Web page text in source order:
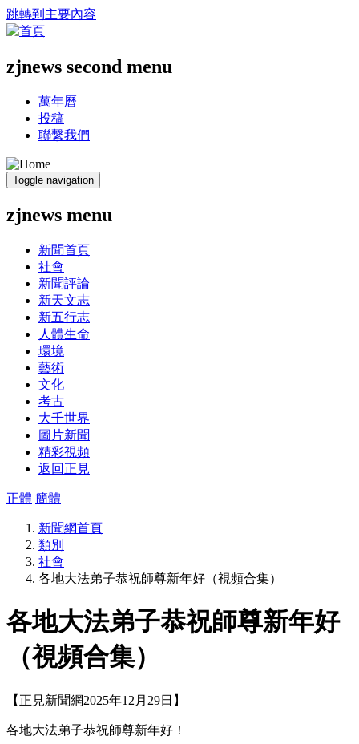
跳轉到主要內容
zjnews second menu
萬年曆
投稿
聯繫我們
Toggle navigation
zjnews menu
新聞首頁
社會
新聞評論
新天文志
新五行志
人體生命
環境
藝術
文化
考古
大千世界
圖片新聞
精彩視頻
返回正見
正體 簡體
新聞網首頁
類別
社會
各地大法弟子恭祝師尊新年好（視頻合集）
各地大法弟子恭祝師尊新年好
（視頻合集）
【正見新聞網2025年12月29日】
各地大法弟子恭祝師尊新年好！